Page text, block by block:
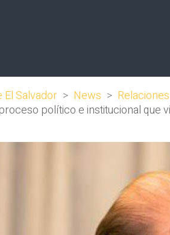
El Salvador > News >
político e institucional